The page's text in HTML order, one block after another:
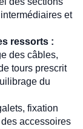
et
ressorts :
des câbles,
tours prescrit
du
fixation
accessoires